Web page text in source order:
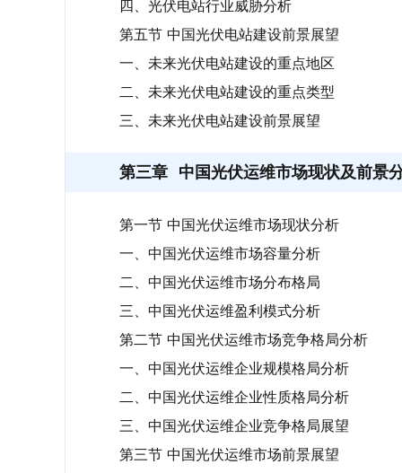
四、光伏电站行业威胁分析
第五节 中国光伏电站建设前景展望
一、未来光伏电站建设的重点地区
二、未来光伏电站建设的重点类型
三、未来光伏电站建设前景展望
第三章 中国光伏运维市场现状及前景
第一节 中国光伏运维市场现状分析
一、中国光伏运维市场容量分析
二、中国光伏运维市场分布格局
三、中国光伏运维盈利模式分析
第二节 中国光伏运维市场竞争格局分析
一、中国光伏运维企业规模格局分析
二、中国光伏运维企业性质格局分析
三、中国光伏运维企业竞争格局展望
第三节 中国光伏运维市场前景展望